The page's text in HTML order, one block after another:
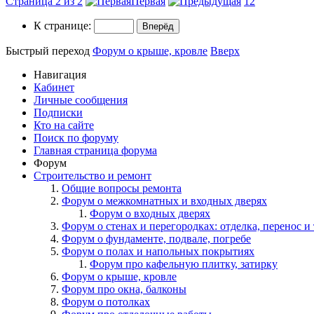
К странице:
Быстрый переход Форум о крыше, кровле Вверх
Навигация
Кабинет
Личные сообщения
Подписки
Кто на сайте
Поиск по форуму
Главная страница форума
Форум
Строительство и ремонт
Общие вопросы ремонта
Форум о межкомнатных и входных дверях
Форум о входных дверях
Форум о стенах и перегородках: отделка, перенос и
Форум о фундаменте, подвале, погребе
Форум о полах и напольных покрытиях
Форум про кафельную плитку, затирку
Форум о крыше, кровле
Форум про окна, балконы
Форум о потолках